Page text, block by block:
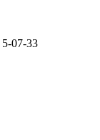
5-07-33